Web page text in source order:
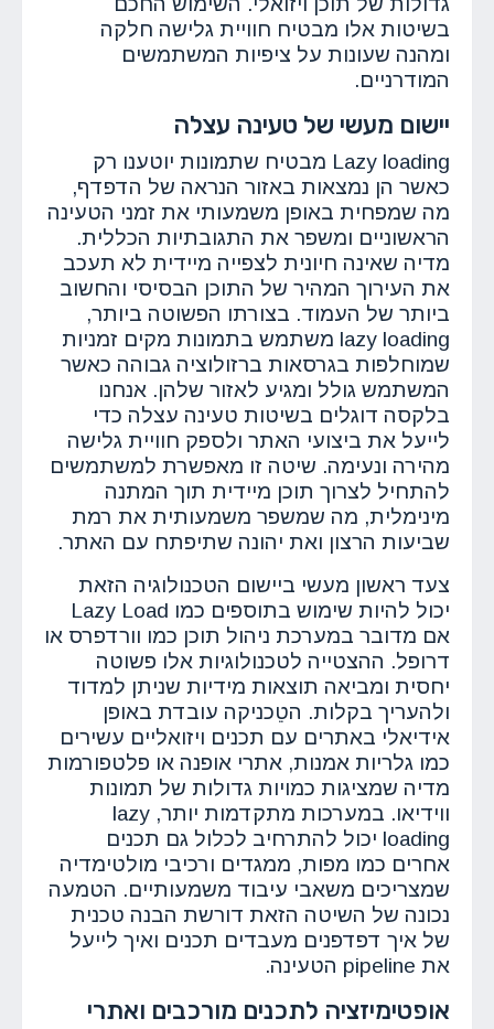
בשיטות אלו מבטיח חוויית גלישה חלקה
ומהנה שעונות על ציפיות המשתמשים
המודרניים.
יישום מעשי של טעינה עצלה
Lazy loading מבטיח שתמונות יוטענו רק
כאשר הן נמצאות באזור הנראה של הדפדף,
מה שמפחית באופן משמעותי את זמני הטעינה
הראשוניים ומשפר את התגובתיות הכללית.
מדיה שאינה חיונית לצפייה מיידית לא תעכב
את העירוך המהיר של התוכן הבסיסי והחשוב
ביותר של העמוד. בצורתו הפשוטה ביותר,
lazy loading משתמש בתמונות מקים זמניות
שמוחלפות בגרסאות ברזולוציה גבוהה כאשר
המשתמש גולל ומגיע לאזור שלהן. אנחנו
בלקסה דוגלים בשיטות טעינה עצלה כדי
לייעל את ביצועי האתר ולספק חוויית גלישה
מהירה ונעימה. שיטה זו מאפשרת למשתמשים
להתחיל לצרוך תוכן מיידית תוך המתנה
מינימלית, מה שמשפר משמעותית את רמת
שביעות הרצון ואת יהונה שתיפתח עם האתר.
צעד ראשון מעשי ביישום הטכנולוגיה הזאת
יכול להיות שימוש בתוספים כמו Lazy Load
אם מדובר במערכת ניהול תוכן כמו וורדפרס או
דרופל. ההצטייה לטכנולוגיות אלו פשוטה
יחסית ומביאה תוצאות מידיות שניתן למדוד
ולהעריך בקלות. הטֵכניקה עובדת באופן
אידיאלי באתרים עם תכנים ויזואליים עשירים
כמו גלריות אמנות, אתרי אופנה או פלטפורמות
מדיה שמציגות כמויות גדולות של תמונות
ווידיאו. במערכות מתקדמות יותר, lazy
loading יכול להתרחיב לכלול גם תכנים
אחרים כמו מפות, ממגדים ורכיבי מולטימדיה
שמצריכים משאבי עיבוד משמעותיים. הטמעה
נכונה של השיטה הזאת דורשת הבנה טכנית
של איך דפדפנים מעבדים תכנים ואיך לייעל
את pipeline הטעינה.
אופטימיזציה לתכנים מורכבים ואתרי